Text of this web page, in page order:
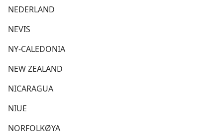
NEDERLAND
NEVIS
NY-CALEDONIA
NEW ZEALAND
NICARAGUA
NIUE
NORFOLKØYA